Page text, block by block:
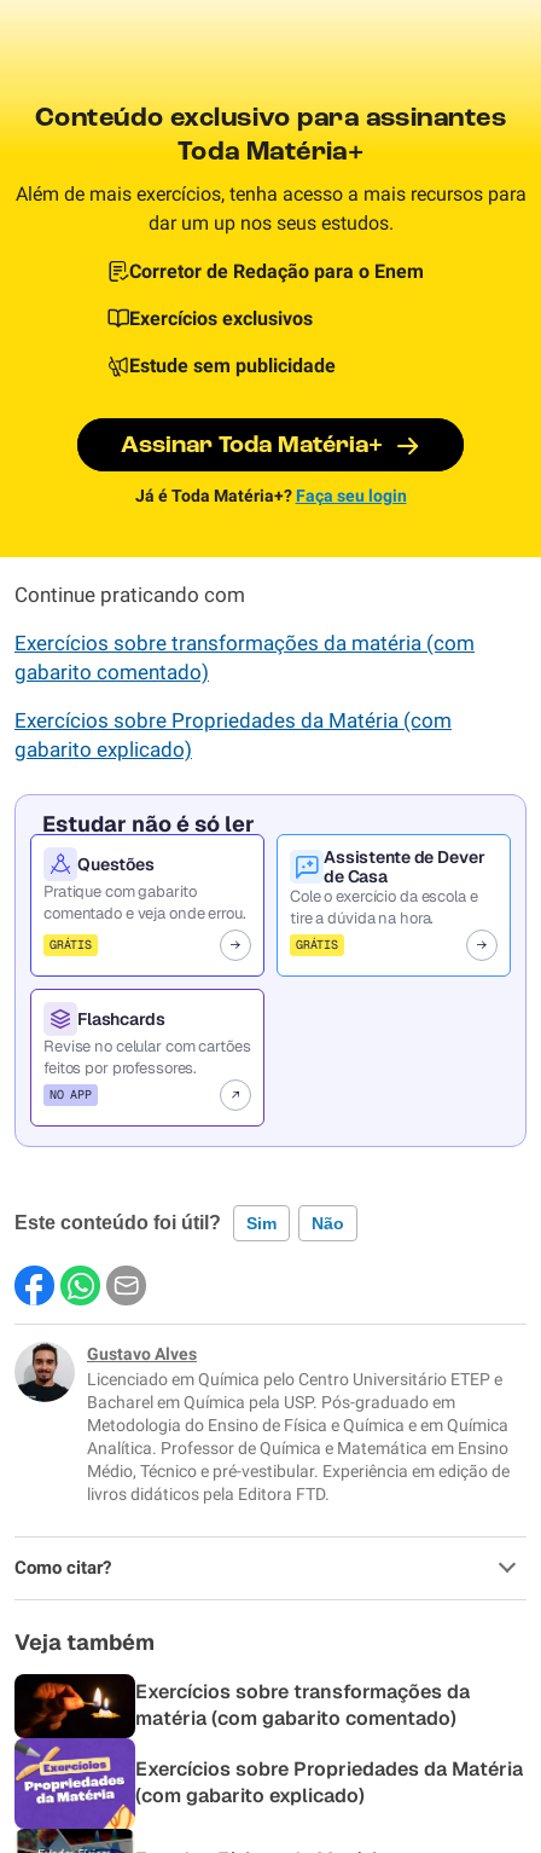
Conteúdo exclusivo para assinantes
Toda Matéria+
Além de mais exercícios, tenha acesso a mais recursos para
dar um up nos seus estudos.
Corretor de Redação para o Enem
Exercícios exclusivos
Estude sem publicidade
Assinar Toda Matéria+
Já é Toda Matéria+? Faça seu login
Continue praticando com
Exercícios sobre transformações da matéria (com
gabarito comentado)
Exercícios sobre Propriedades da Matéria (com
gabarito explicado)
Estudar não é só ler
Questões
Pratique com gabarito
comentado e veja onde errou.
GRÁTIS
Assistente de Dever
de Casa
Cole o exercício da escola e
tire a dúvida na hora.
GRÁTIS
Flashcards
Revise no celular com cartões
feitos por professores.
NO APP
Este conteúdo foi útil? Sim Não
Este conteúdo contém informação incorreta
Este conteúdo não tem a informação que procuro
Outro
Gustavo Alves
Licenciado em Química pelo Centro Universitário ETEP e
Bacharel em Química pela USP. Pós-graduado em
Metodologia do Ensino de Física e Química e em Química
Analítica. Professor de Química e Matemática em Ensino
Médio, Técnico e pré-vestibular. Experiência em edição de
livros didáticos pela Editora FTD.
Como citar?
Veja também
Exercícios sobre transformações da
matéria (com gabarito comentado)
Exercícios sobre Propriedades da Matéria
(com gabarito explicado)